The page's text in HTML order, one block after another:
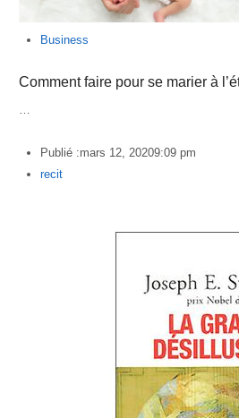
Business
Comment faire pour se marier à
…
Publié :mars 12, 20209:09 pm
Author
recit